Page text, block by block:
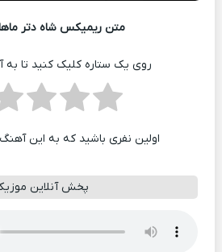
متن ریمیکس شاه دتر
روی یک ستاره کلیک کنید تا به
اولین نفری باشید که به این
پخش آنلاین